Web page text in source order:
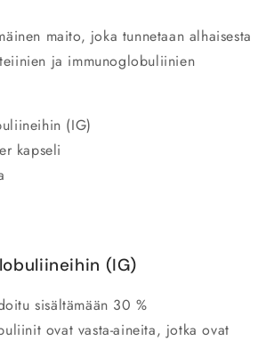
maito, joka tunnetaan alhaisesta
ja immunoglobuliinien
(IG)
kapseli
(IG)
sisältämään 30 %
ovat vasta-aineita, jotka ovat